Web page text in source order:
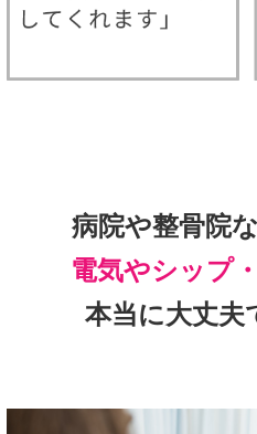
病院や整骨院
電気やシップ
本当に大丈夫